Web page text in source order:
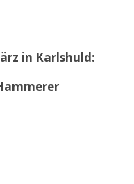
in Karlshuld: